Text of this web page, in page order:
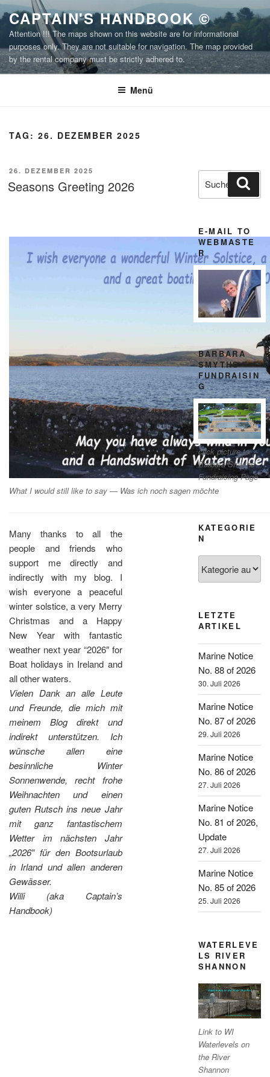
Zum
Inhalt
springen
CAPTAIN'S HANDBOOK ©
Attention !!! The maps shown on this website are for informational
purposes only. They are not suitable for navigation. The map provided
by the rental company must be strictly adhered to.
Menü
TAG: 26. DEZEMBER 2025
VERÖFFENTLICHT
AM
26. DEZEMBER 2025
Seasons Greeting 2026
What I would still like to say — Was ich noch sagen möchte
Many thanks to all the
people and friends who
support me directly and
indirectly with my blog. I
wish everyone a peaceful
winter solstice, a very Merry
Christmas and a Happy
New Year with fantastic
weather next year “2026″ for
Boat holidays in Ireland and
all other waters.
Vielen Dank an alle Leute
und Freunde, die mich mit
meinem Blog direkt und
indirekt unterstützen. Ich
wünsche allen eine
besinnliche Winter
Sonnenwende, recht frohe
Weihnachten und einen
guten Rutsch ins neue Jahr
mit ganz fantastischem
Wetter im nächsten Jahr
„2026″ für den Bootsurlaub
in Irland und allen anderen
Gewässer.
Willi (aka Captain’s
Handbook)
Suchen
nach:
E-MAIL TO
WEBMASTE
R
BARBARA
SMYTHS
FUNDRAISIN
G
click picture to
Barbara Smyths
Fundraising Page
KATEGORIE
N
LETZTE
ARTIKEL
Marine Notice
No. 88 of 2026
30. Juli 2026
Marine Notice
No. 87 of 2026
29. Juli 2026
Marine Notice
No. 86 of 2026
27. Juli 2026
Marine Notice
No. 81 of 2026,
Update
27. Juli 2026
Marine Notice
No. 85 of 2026
25. Juli 2026
WATERLEVE
LS RIVER
SHANNON
Link to WI
Waterlevels on
the River
Shannon